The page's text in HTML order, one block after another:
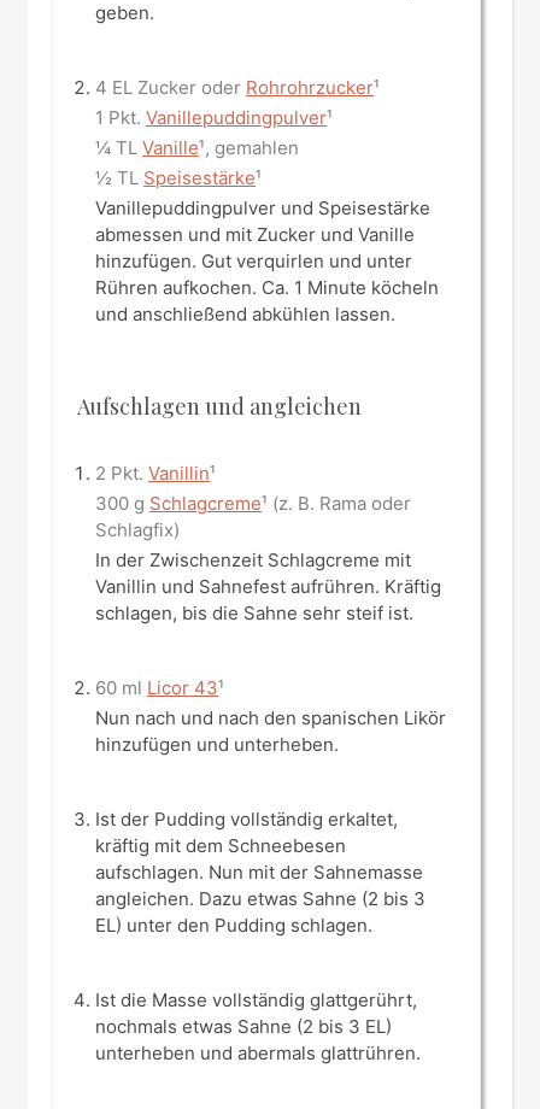
geben.
4 EL Zucker oder Rohrohrzucker¹
1 Pkt. Vanillepuddingpulver¹
¼ TL Vanille¹, gemahlen
½ TL Speisestärke¹
Vanillepuddingpulver und Speisestärke
abmessen und mit Zucker und Vanille
hinzufügen. Gut verquirlen und unter
Rühren aufkochen. Ca. 1 Minute köcheln
und anschließend abkühlen lassen.
Aufschlagen und angleichen
2 Pkt. Vanillin¹
300 g Schlagcreme¹ (z. B. Rama oder
Schlagfix)
In der Zwischenzeit Schlagcreme mit
Vanillin und Sahnefest aufrühren. Kräftig
schlagen, bis die Sahne sehr steif ist.
60 ml Licor 43¹
Nun nach und nach den spanischen Likör
hinzufügen und unterheben.
Ist der Pudding vollständig erkaltet,
kräftig mit dem Schneebesen
aufschlagen. Nun mit der Sahnemasse
angleichen. Dazu etwas Sahne (2 bis 3
EL) unter den Pudding schlagen.
Ist die Masse vollständig glattgerührt,
nochmals etwas Sahne (2 bis 3 EL)
unterheben und abermals glattrühren.